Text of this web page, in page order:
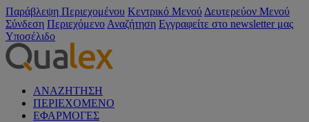
Παράβλεψη Περιεχομένου Κεντρικό Μενού Δευτερεύον Μενού
Σύνδεση Περιεχόμενο Αναζήτηση Εγγραφείτε στο newsletter μας
Υποσέλιδο
ΑΝΑΖΗΤΗΣΗ
ΠΕΡΙΕΧΟΜΕΝΟ
ΕΦΑΡΜΟΓΕΣ